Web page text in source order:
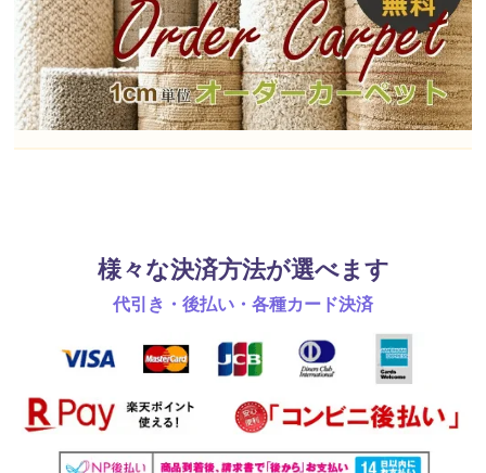
様々な決済方法が選べます
代引き・後払い・各種カード決済